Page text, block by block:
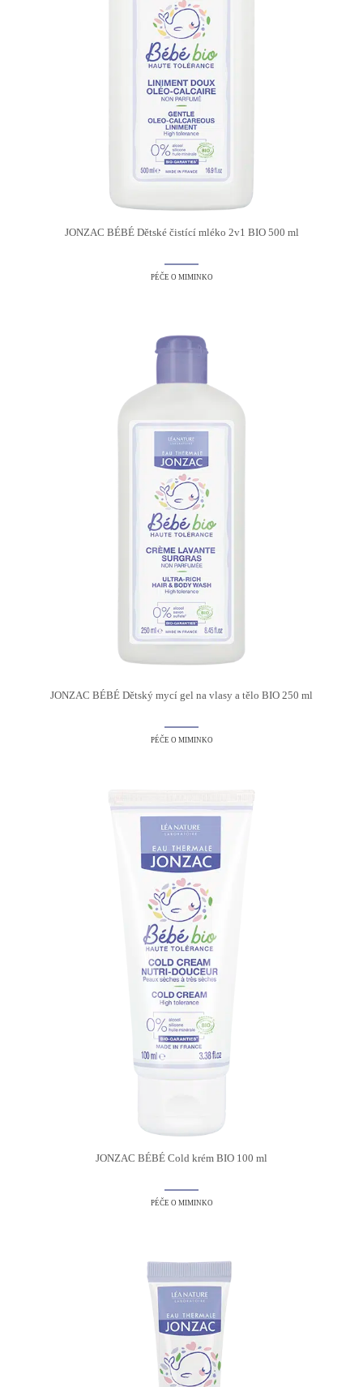
JONZAC BÉBÉ Dětské čistící mléko 2v1 BIO 500 ml
PÉČE O MIMINKO
JONZAC BÉBÉ Dětský mycí gel na vlasy a tělo BIO 250 ml
PÉČE O MIMINKO
JONZAC BÉBÉ Cold krém BIO 100 ml
PÉČE O MIMINKO